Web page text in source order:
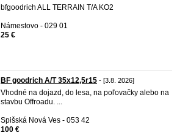
bfgoodrich ALL TERRAIN T/A KO2
Námestovo - 029 01
25 €
BF goodrich A/T 35x12,5r15 - [3.8. 2026]
Vhodné na dojazd, do lesa, na poľovačky alebo na
stavbu Offroadu. ...
Spišská Nová Ves - 053 42
100 €